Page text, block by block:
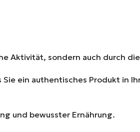
Aktivität, sondern auch durch
ein authentisches Produkt in
und bewusster Ernährung.